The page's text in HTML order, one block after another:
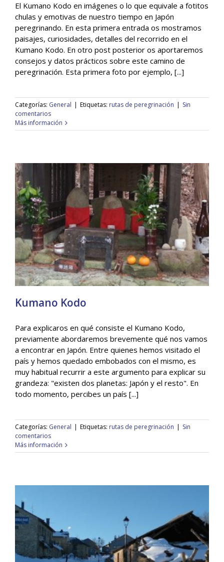
Kumano Kodo en imágenes
General
El Kumano Kodo en imágenes o lo que equivale a fotitos
chulas y emotivas de nuestro tiempo en Japón
peregrinando. En esta primera entrada os mostramos
paisajes, curiosidades, detalles del recorrido en el
Kumano Kodo. En otro post posterior os aportaremos
consejos y datos prácticos sobre este camino de
peregrinación. Esta primera foto por ejemplo, [...]
Categorías: General | Etiquetas: rutas de peregrinación | Sin
comentarios
Más información
Kumano Kodo
General
Kumano Kodo
Para explicaros en qué consiste el Kumano Kodo,
previamente abordaremos brevemente qué nos vamos
a encontrar en Japón. Entre quienes hemos visitado el
país y hemos quedado embobados con el mismo, es
muy habitual recurrir a este argumento para explicar su
grandeza: "existen dos planetas: Japón y el resto". En
todo momento, percibes un país [...]
Categorías: General | Etiquetas: rutas de peregrinación | Sin
comentarios
Más información